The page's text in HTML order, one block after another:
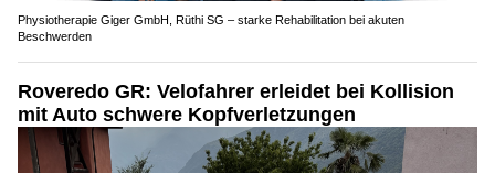
Physiotherapie Giger GmbH, Rüthi SG – starke Rehabilitation bei akuten
Beschwerden
Roveredo GR: Velofahrer erleidet bei Kollision
mit Auto schwere Kopfverletzungen